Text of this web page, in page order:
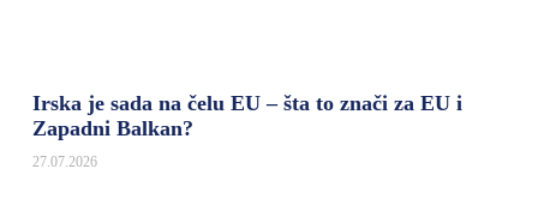
Irska je sada na čelu EU – šta to znači za EU i
Zapadni Balkan?
27.07.2026